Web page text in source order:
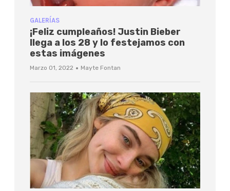
GALERÍAS
¡Feliz cumpleaños! Justin Bieber
llega a los 28 y lo festejamos con
estas imágenes
Marzo 01, 2022 · Mayte Fontan